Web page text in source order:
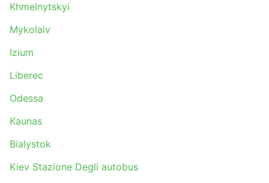
Khmelnytskyi
Mykolaiv
Izium
Liberec
Odessa
Kaunas
Bialystok
Kiev Stazione Degli autobus